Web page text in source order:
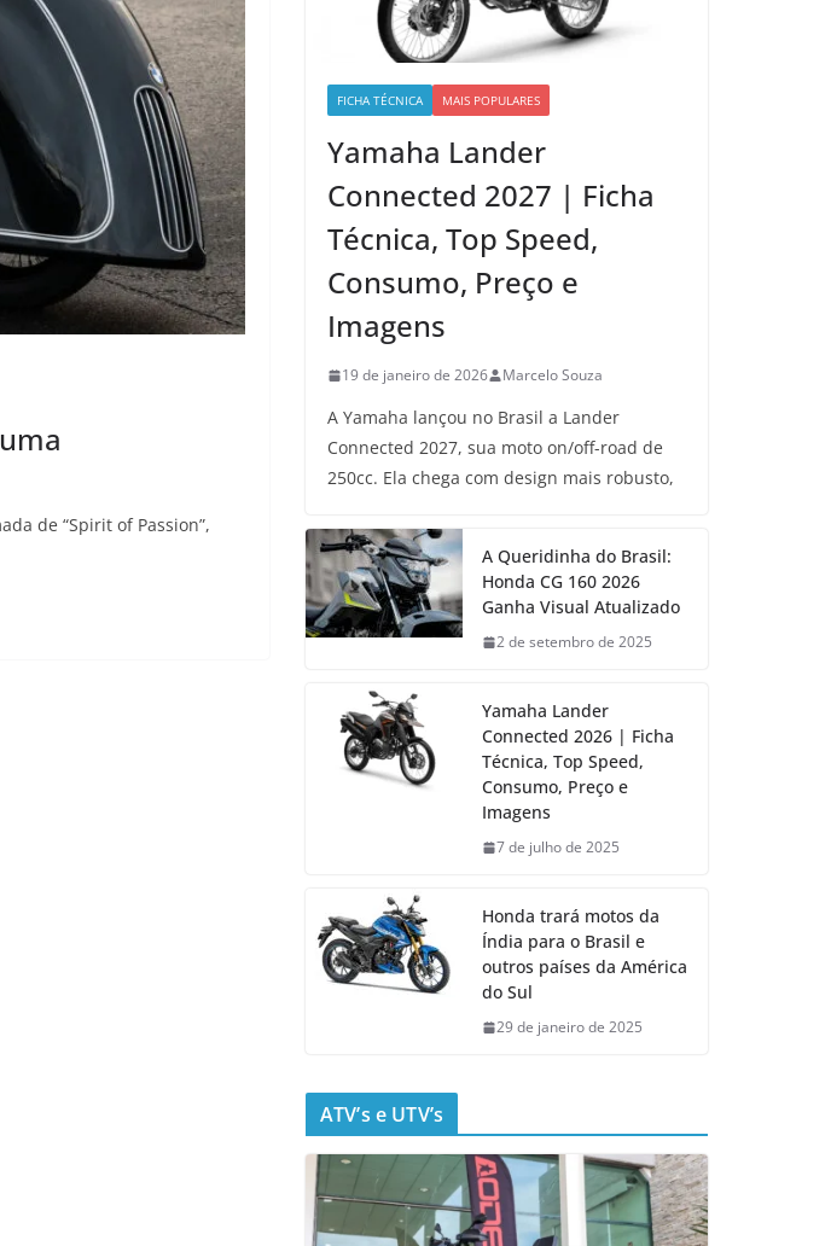
de “Spirit of Passion”,
FICHA TÉCNICA MAIS POPULARES
Yamaha Lander
Connected 2027 | Ficha
Técnica, Top Speed,
Consumo, Preço e
Imagens
19 de janeiro de 2026 Marcelo Souza
A Yamaha lançou no Brasil a Lander
Connected 2027, sua moto on/off-road de
250cc. Ela chega com design mais robusto,
A Queridinha do Brasil:
Honda CG 160 2026
Ganha Visual Atualizado
2 de setembro de 2025
Yamaha Lander
Connected 2026 | Ficha
Técnica, Top Speed,
Consumo, Preço e
Imagens
7 de julho de 2025
Honda trará motos da
Índia para o Brasil e
outros países da América
do Sul
29 de janeiro de 2025
ATV’s e UTV’s